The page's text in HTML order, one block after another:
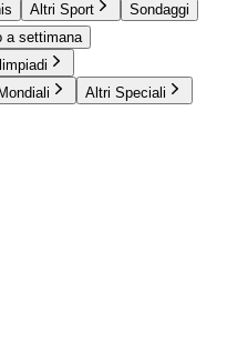
Altri Sport
Sondaggi
a settimana
Altri Speciali